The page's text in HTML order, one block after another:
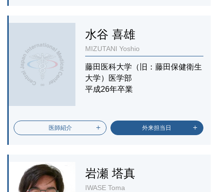
水谷 喜雄
MIZUTANI Yoshio
藤田医科大学（旧：藤田保健衛生
大学）医学部
平成26年卒業
医師紹介 外来担当日
岩瀬 塔真
IWASE Toma